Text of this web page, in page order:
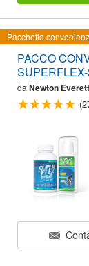
Pacchetto
PACCO
da Newton